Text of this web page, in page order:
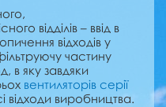
відділів – ввід в
відходів у
частину
в яку завдяки
вентиляторів серії
відходи виробництва.